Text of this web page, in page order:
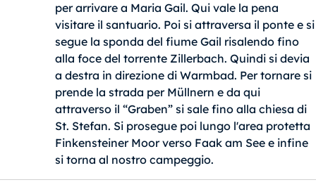
per arrivare a Maria Gail. Qui vale la pena
visitare il santuario. Poi si attraversa il ponte e si
segue la sponda del fiume Gail risalendo fino
alla foce del torrente Zillerbach. Quindi si devia
a destra in direzione di Warmbad. Per tornare si
prende la strada per Müllnern e da qui
attraverso il “Graben” si sale fino alla chiesa di
St. Stefan. Si prosegue poi lungo l'area protetta
Finkensteiner Moor verso Faak am See e infine
si torna al nostro campeggio.